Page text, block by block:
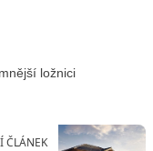
ložnici
ČLÁNEK